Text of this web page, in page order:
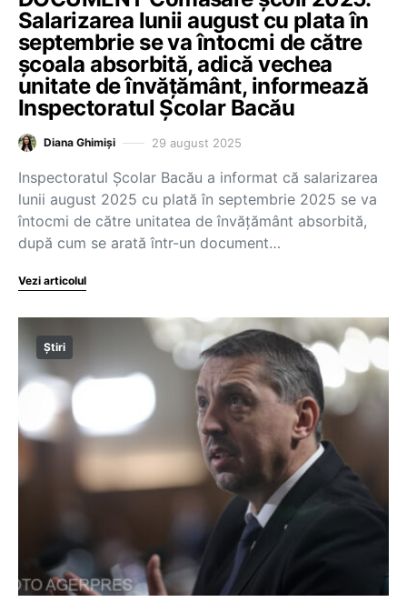
Salarizarea lunii august cu plata în
septembrie se va întocmi de către
școala absorbită, adică vechea
unitate de învățământ, informează
Inspectoratul Școlar Bacău
Diana Ghimiși 29 august 2025
Inspectoratul Școlar Bacău a informat că salarizarea
lunii august 2025 cu plată în septembrie 2025 se va
întocmi de către unitatea de învățământ absorbită,
după cum se arată într-un document…
Vezi articolul
Știri